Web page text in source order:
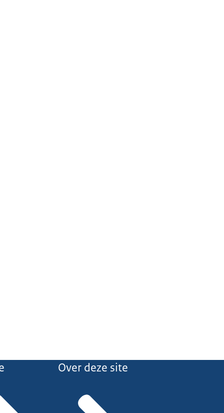
Over deze site